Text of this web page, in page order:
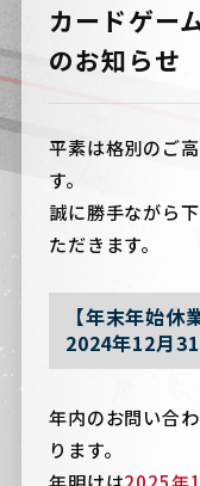
カードゲー
のお知らせ
平素は格別のご
す。
誠に勝手ながら
ただきます。
【年末年始休
2024年12月
年内のお問い合
ります。